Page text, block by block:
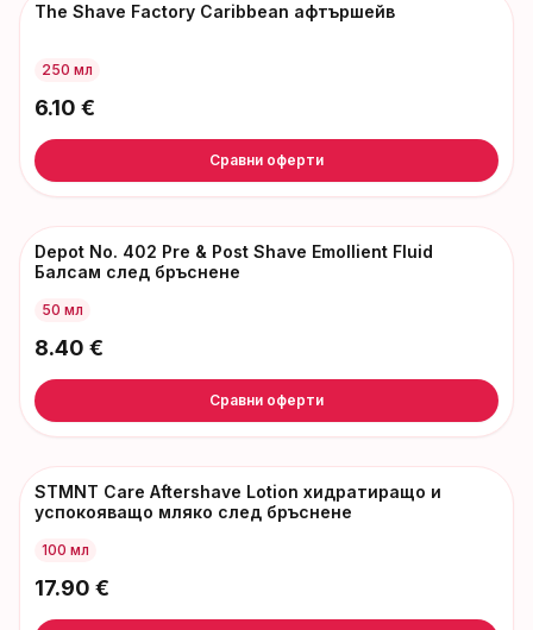
The Shave Factory Caribbean афтършейв
250 мл
6.10 €
Сравни оферти
Depot No. 402 Pre & Post Shave Emollient Fluid
Балсам след бръснене
50 мл
8.40 €
Сравни оферти
STMNT Care Aftershave Lotion хидратиращо и
успокояващо мляко след бръснене
100 мл
17.90 €